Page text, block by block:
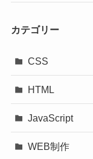
カテゴリー
CSS
HTML
JavaScript
WEB制作